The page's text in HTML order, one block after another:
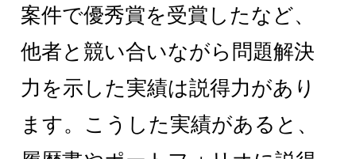
案件で優秀賞を受賞したなど、
他者と競い合いながら問題解決
力を示した実績は説得力があり
ます。こうした実績があると、